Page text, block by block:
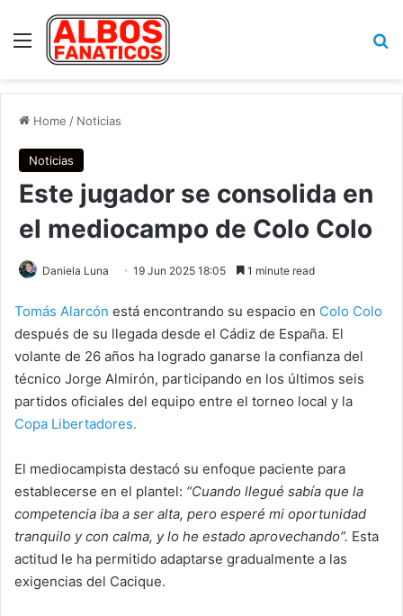
Menu
Home / Noticias
Noticias
Este jugador se consolida en
el mediocampo de Colo Colo
Daniela Luna 19 Jun 2025 18:05 1 minute read
Tomás Alarcón está encontrando su espacio en Colo Colo
después de su llegada desde el Cádiz de España. El
volante de 26 años ha logrado ganarse la confianza del
técnico Jorge Almirón, participando en los últimos seis
partidos oficiales del equipo entre el torneo local y la
Copa Libertadores.
El mediocampista destacó su enfoque paciente para
establecerse en el plantel: “Cuando llegué sabía que la
competencia iba a ser alta, pero esperé mi oportunidad
tranquilo y con calma, y lo he estado aprovechando”. Esta
actitud le ha permitido adaptarse gradualmente a las
exigencias del Cacique.